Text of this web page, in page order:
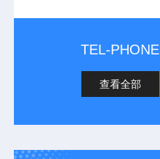
TEL-PHONE
查看全部